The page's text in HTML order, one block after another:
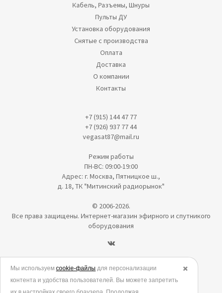
Кабель, Разъемы, Шнуры
Пульты ДУ
Установка оборудования
Снятые с производства
Оплата
Доставка
О компании
Контакты
+7 (915) 144 47 77
+7 (926) 937 77 44
vegasat87@mail.ru
Режим работы
ПН-ВС: 09:00-19:00
Адрес: г. Москва, Пятницкое ш.,
д. 18, ТК "Митинский радиорынок"
© 2006-2026.
Все права защищены. Интернет-магазин эфирного и спутникого
оборудования
Политика в отношении обработки персональных данных
Согласие на обработку персональных данных
✖️
Мы используем cookie-файлы для персонализации
контента и удобства пользователей. Вы можете запретить